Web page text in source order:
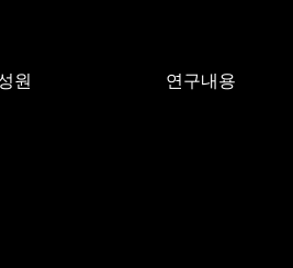
원 연구내용